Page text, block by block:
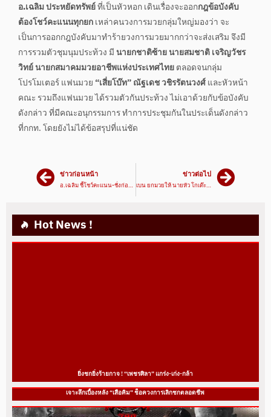
อ.เฉลิม ประหยัดทรัพย์ที่เป็นหัวหอก เดินเรื่องจะออกกฎข้อบังคับ
ต้องโชว์คะแนนทุกยกเหล่าคนวงการมวยกลุ่มใหญ่มองว่า จะ
เป็นการออกกฎบังคับมาทำร้ายวงการมวยมากกว่าจะส่งเสริม จึงมี
การรวมตัวชุมนุมประท้วง มีนายกชาติซ้าย นายสมชาติ เจริญวัชร
วิทย์ นายกสมาคมมวยอาชีพแห่งประเทศไทยตลอดจนกลุ่ม
โปรโมเตอร์ แฟนมวย “เสี่ยโบ๊ท” ณัฐเดช วชิรรัตนวงศ์และหัวหน้า
คณะ รวมถึงแฟนมวย ได้รวมตัวกันประท้วง ไม่เอาด้วยกับข้อบังคับ
ดังกล่าว ที่มีคณะอนุกรรมการ ทำการประชุมกันในประเด็นดังกล่าว
ที่กกท. โดยยังไม่ได้ข้อสรุปที่แน่ชัด
ข่าวก่อนหน้า
อ.เฉลิม ชี้โชว์คะแนน-ชั่งก่อนชก เพื่อช่วยมวยไทย
ข่าวต่อไป
เบน ยกมวยให้ นายหัว โกเด๊ะ ทั้งหมด
Hot News !
ยิ่งชกยิ่งร้ายกาจ ! “เพชรศิลา” แกร่ง-เก่ง-กล้า
เจาะลึกเบื้องหลัง “เสือคิม” ช็อควงการเลิกชกตลอดชีพ